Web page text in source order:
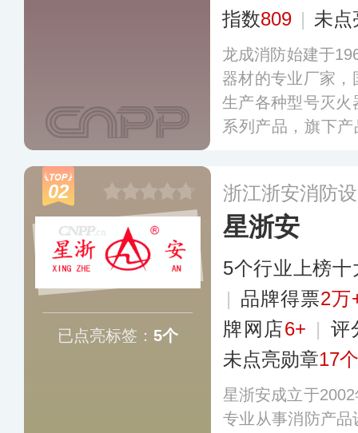
指数809 | 未点
龙成消防始建于
器材的专业厂家
生产各种型号灭
系列产品，旗下
列。更多
02
已点亮标签： 5个
浙江浙安消防
星浙安
5个行业上榜十
| 品牌得票2万
牌网店6+ | 评
未点亮勋章17个
星浙安成立于
专业从事消防产